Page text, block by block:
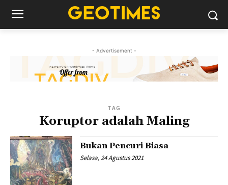
- Advertisement -
TAG
Koruptor adalah Maling
Bukan Pencuri Biasa
Selasa, 24 Agustus 2021